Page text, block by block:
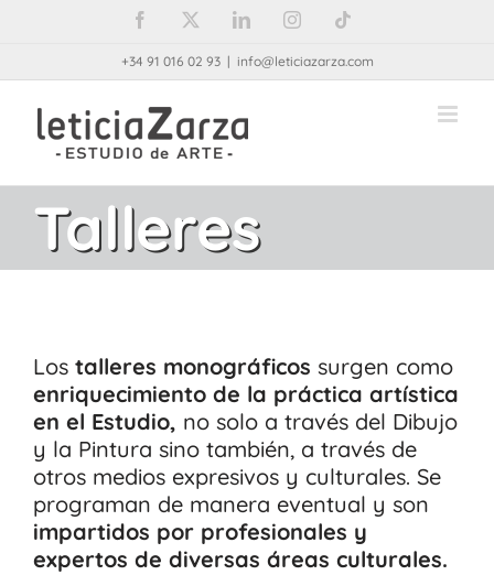
Facebook LinkedInInstagram
+34 91 016 02 93 | info@leticiazarza.com
Talleres
Los talleres monográficos surgen como
enriquecimiento de la práctica artística
en el Estudio, no solo a través del Dibujo
y la Pintura sino también, a través de
otros medios expresivos y culturales. Se
programan de manera eventual y son
impartidos por profesionales y
expertos de diversas áreas culturales.